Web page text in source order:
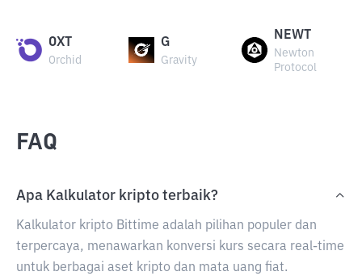
OXT
Orchid
G
Gravity
NEWT
Newton
Protocol
FAQ
Apa Kalkulator kripto terbaik?
Kalkulator kripto Bittime adalah pilihan populer dan
terpercaya, menawarkan konversi kurs secara real-time
untuk berbagai aset kripto dan mata uang fiat.